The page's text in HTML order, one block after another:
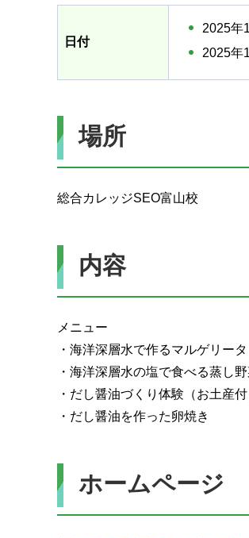
日付
2025年
2025年
場所
総合カレッジSEO富山校
内容
メニュー
・海洋深層水で作るマルゲリー
・海洋深層水の塩で食べる蒸し
・だし醤油づくり体験（お土産付
・だし醤油を作った卵焼き
ホームページ